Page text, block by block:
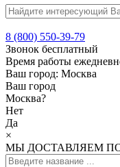
8 (800) 550-39-79
Звонок бесплатный
Время работы
Ваш город: Москва
Ваш город
Москва?
Нет
Да
×
МЫ ДОСТАВЛЯЕМ